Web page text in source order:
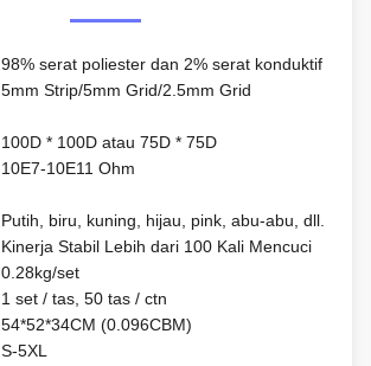
98% serat poliester dan 2% serat konduktif
5mm Strip/5mm Grid/2.5mm Grid
100D * 100D atau 75D * 75D
10E7-10E11 Ohm
Putih, biru, kuning, hijau, pink, abu-abu, dll.
Kinerja Stabil Lebih dari 100 Kali Mencuci
0.28kg/set
1 set / tas, 50 tas / ctn
54*52*34CM (0.096CBM)
S-5XL